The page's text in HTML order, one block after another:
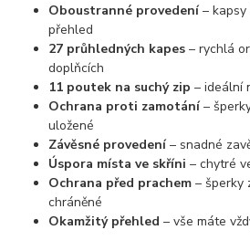
Oboustranné provedení– kapsy
přehled
27 průhledných kapes – rychlá
doplňcích
11 poutek na suchý zip – ideální
Ochrana proti zamotání–
uložené
Závěsné provedení– snadné
Úspora místa ve skříni – chytré
Ochrana před prachem – šperky
chráněné
Okamžitý přehled – vše máte